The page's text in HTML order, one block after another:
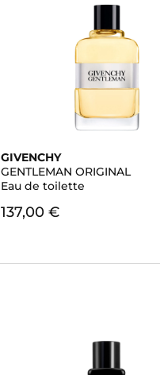
GIVENCHY
GENTLEMAN ORIGINAL
Eau de toilette
137,00 €